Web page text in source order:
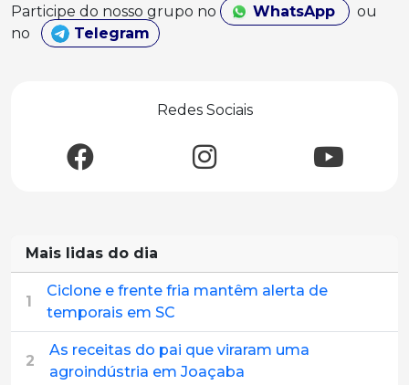
Participe do nosso grupo no WhatsApp
ou
no
Telegram
Redes Sociais
Mais lidas do dia
1
Ciclone e frente fria mantêm alerta de
temporais em SC
2
As receitas do pai que viraram uma
agroindústria em Joaçaba